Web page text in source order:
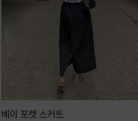
베이 포켓 스커트